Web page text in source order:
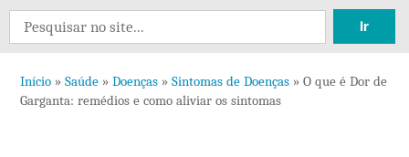
5
O
que
Search
for:
Início » Saúde » Doenças » Sintomas de Doenças » O que é Dor de
Garganta: remédios e como aliviar os sintomas